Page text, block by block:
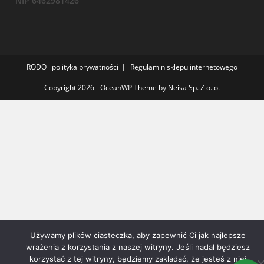
RODO i polityka prywatności Regulamin sklepu internetowego
Copyright 2026 - OceanWP Theme by Neisa Sp. Z o. o.
Używamy plików ciasteczka, aby zapewnić Ci jak najlepsze
wrażenia z korzystania z naszej witryny. Jeśli nadal będziesz
korzystać z tej witryny, będziemy zakładać, że jesteś z niej